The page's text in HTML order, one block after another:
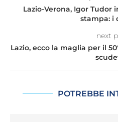
Lazio-Verona, Igor Tudor
stampa: i
next
Lazio, ecco la maglia per il
POTREBBE